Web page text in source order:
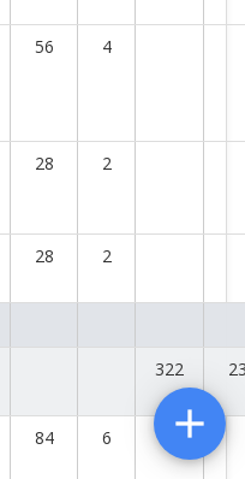
56 4
28 2
28 2
322
84 6 